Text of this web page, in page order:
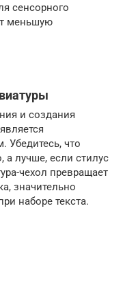
сенсорного
меньшую
и создания
Убедитесь, что
а лучше, если стилус
чехол превращает
значительно
наборе текста.